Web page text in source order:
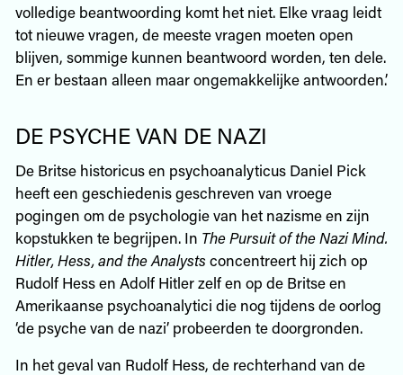
volledige beantwoording komt het niet. Elke vraag leidt
tot nieuwe vragen, de meeste vragen moeten open
blijven, sommige kunnen beantwoord worden, ten dele.
En er bestaan alleen maar ongemakkelijke antwoorden.’
DE PSYCHE VAN DE NAZI
De Britse historicus en psychoanalyticus Daniel Pick
heeft een geschiedenis geschreven van vroege
pogingen om de psychologie van het nazisme en zijn
kopstukken te begrijpen. In The Pursuit of the Nazi Mind.
Hitler, Hess, and the Analysts concentreert hij zich op
Rudolf Hess en Adolf Hitler zelf en op de Britse en
Amerikaanse psychoanalytici die nog tijdens de oorlog
‘de psyche van de nazi’ probeerden te doorgronden.
In het geval van Rudolf Hess, de rechterhand van de